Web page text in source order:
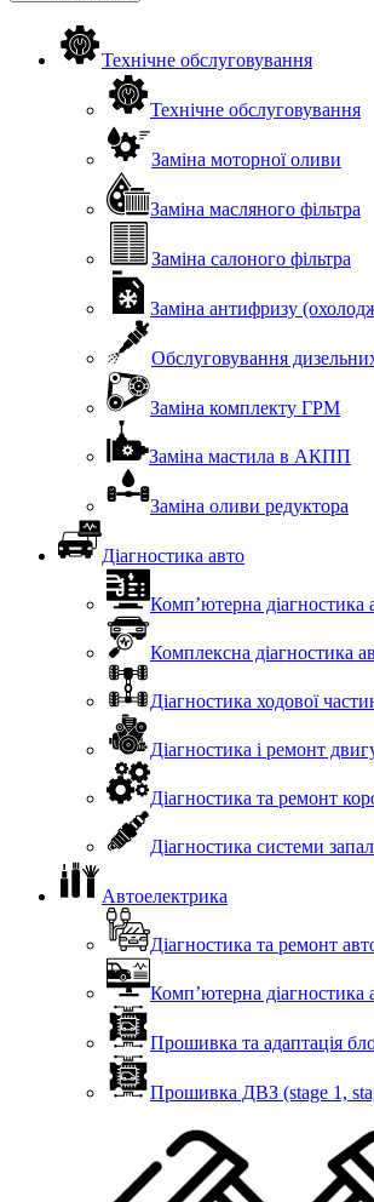
Технічне обслуговування
Технічне обслуговування
Заміна моторної оливи
Заміна масляного фільтра
Заміна салоного фільтра
Заміна антифризу
Обслуговування
Заміна комплекту ГРМ
Заміна мастила в АКПП
Заміна оливи редуктора
Діагностика авто
Комп’ютерна діагностика
Комплексна діагностика
Діагностика ходової
Діагностика і ремонт
Діагностика та ремонт
Діагностика системи
Автоелектрика
Діагностика та ремонт
Комп’ютерна діагностика
Прошивка та адаптація
Прошивка ДВЗ (stage 1,